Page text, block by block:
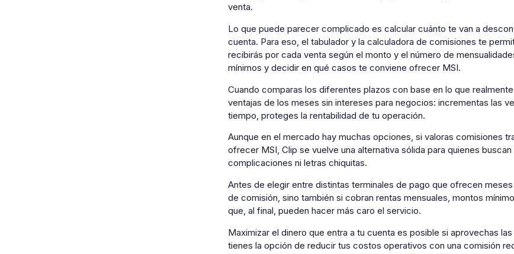
venta.
Lo que puede parecer complicado es calcular cuánto te van a
cuenta. Para eso, el tabulador y la calculadora de comisiones te
recibirás por cada venta según el monto y el número de
mínimos y decidir en qué casos te conviene ofrecer MSI.
Cuando comparas los diferentes plazos con base en lo que
ventajas de los meses sin intereses para negocios: incrementas las
tiempo, proteges la rentabilidad de tu operación.
Aunque en el mercado hay muchas opciones, si valoras comisiones
ofrecer MSI, Clip se vuelve una alternativa sólida para quienes buscan
complicaciones ni letras chiquitas.
Antes de elegir entre distintas terminales de pago que ofrecen
de comisión, sino también si cobran rentas mensuales, montos
que, al final, pueden hacer más caro el servicio.
Maximizar el dinero que entra a tu cuenta es posible si aprovechas
tienes la opción de reducir tus costos operativos con una comisión